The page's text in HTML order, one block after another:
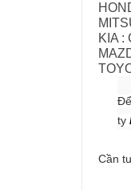
KIA :
ty
Cần